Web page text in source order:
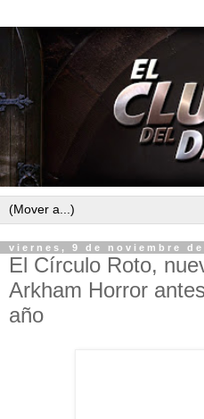
viernes, 9 de noviembre de
El Círculo Roto,
Arkham Horror
año